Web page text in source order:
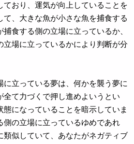
ており、運気が向上していることを
て、大きな魚が小さな魚を捕食する
食する側の立場に立っているか、
立場に立っているかにより判断が分
に立っている夢は、何かを襲う夢に
全て力づくで押し進めよいうとい
態になっていることを暗示していま
側の立場に立っているゆめであれ
類似していて、あなたがネガティブ